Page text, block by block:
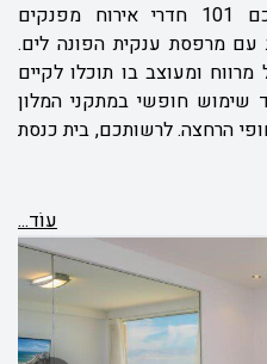
בשטח המלון עומדים לרשותכם 101 חדרי אירוח מפנקים
יוקרתיות עם מרפסת ענקית הפונה לים.
ומעוצב בו תוכלו לקיים
חופשי במתקני המלון
הרחצה. לרשותכם, בית כנסת
עוֹד...